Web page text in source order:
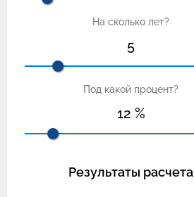
На сколько лет?
5
Под какой процент?
12 %
Результаты расчета